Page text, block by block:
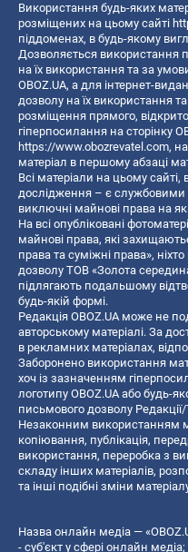
Використання будь-яких
розміщених на цьому сайті
піддоменах, в будь-якому
Дозволяється використання
на їх використання та за
OBOZ.UA, а для інтернет-
дозволу на їх використання
розміщення прямого,
гіперпосилання на сторінку
https://www.obozrevatel.com,
матеріал в першому абзаці
Всі матеріали на цьому сайті,
дослідження – є службовими
виключні майнові права на
На всі опубліковані
майнові права, які
права та суміжні права»,
дозволу ТОВ «Золота
підлягають подальшому
будь-якій формі.
Редакція OBOZ.UA може не
авторському матеріалі. За
в рекламних матеріалах,
Заборонено використання
хоч із зазначенням
логотипу OBOZ.UA або будь-
письмового дозволу
Незаконним використанням
копiювання, публiкацiя,
використання, переробка з
складу інших матеріалів,
та інші подібні зміни
Назва онлайн медіа —
- суб'єкт у сфері онлайн медіа;